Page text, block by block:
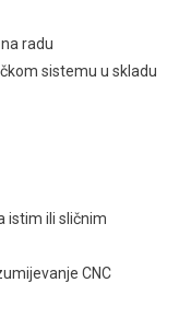
radu
sistemu u skladu
istim ili sličnim
CNC